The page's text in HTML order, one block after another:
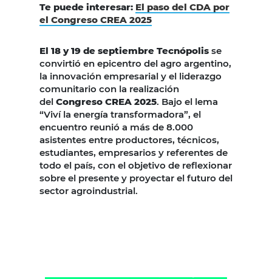
Te puede interesar: El paso del CDA por
el Congreso CREA 2025
El 18 y 19 de septiembre Tecnópolis se
convirtió en epicentro del agro argentino,
la innovación empresarial y el liderazgo
comunitario con la realización
del Congreso CREA 2025. Bajo el lema
“Viví la energía transformadora”, el
encuentro reunió a más de 8.000
asistentes entre productores, técnicos,
estudiantes, empresarios y referentes de
todo el país, con el objetivo de reflexionar
sobre el presente y proyectar el futuro del
sector agroindustrial.